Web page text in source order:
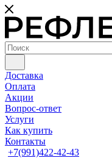
Доставка
Оплата
Акции
Вопрос-ответ
Услуги
Как купить
Контакты
+7(991)422-42-43